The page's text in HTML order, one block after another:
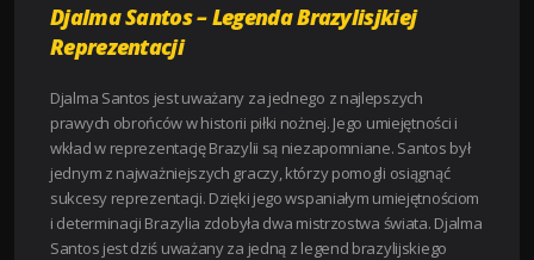
Djalma Santos – Legenda Brazylisjkiej
Reprezentacji
Djalma Santos jest uważany za jednego z najlepszych
prawych obrońców w historii piłki nożnej. Jego umiejętności i
wkład w reprezentację Brazylii są niezapomniane. Santos był
jednym z najważniejszych graczy, którzy pomogli osiągnąć
sukcesy reprezentacji. Dzięki jego wspaniałym umiejętnościom
i determinacji Brazylia zdobyła dwa mistrzostwa świata. Djalma
Santos jest dziś uważany za jedną z legend brazylijskiego